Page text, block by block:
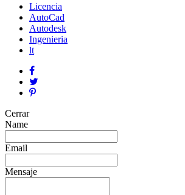
Licencia
AutoCad
Autodesk
Ingenieria
lt
Cerrar
Name
Email
Mensaje